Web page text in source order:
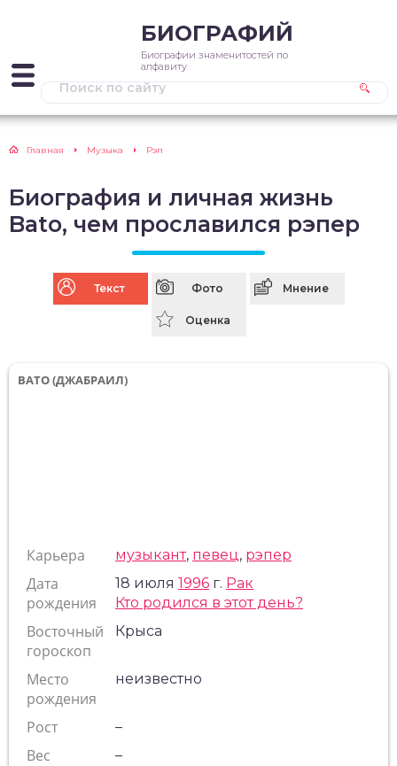
БИОГРАФИЙ
Биографии знаменитостей по
алфавиту
Главная Музыка Рэп
Биография и личная жизнь
Bato, чем прославился рэпер
Текст Фото Мнение
Оценка
BATO (ДЖАБРАИЛ)
Карьера музыкант, певец, рэпер
Дата
рождения
18 июля 1996 г. Рак
Кто родился в этот день?
Восточный
гороскоп
Крыса
Место
рождения
неизвестно
Рост –
Вес –